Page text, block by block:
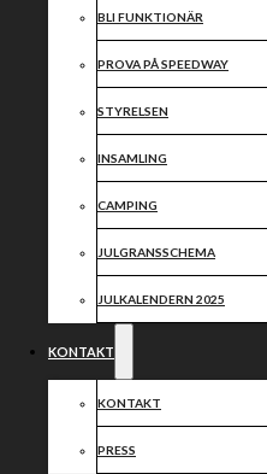
BLI FUNKTIONÄR
PROVA PÅ SPEEDWAY
STYRELSEN
INSAMLING
CAMPING
JULGRANSSCHEMA
JULKALENDERN 2025
KONTAKT
KONTAKT
PRESS